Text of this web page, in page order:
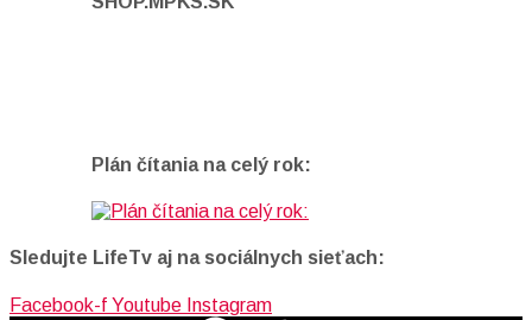
Plán čítania na celý rok:
Sledujte LifeTv aj na sociálnych sieťach:
Facebook-f Youtube Instagram